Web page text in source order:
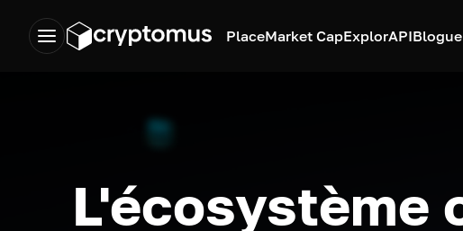
PlaceMarket CapExplorAPIBlogue
L'écosystème